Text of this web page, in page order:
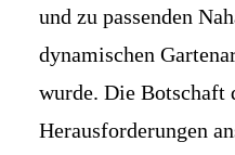
und zu passenden
dynamischen
wurde. Die Bot­schaft
Heraus­forder­ungen